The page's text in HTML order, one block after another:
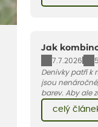
Jak
7.7.2026
Denivky patří k
jsou
barev. Aby ale
doplnit
jakými
celý